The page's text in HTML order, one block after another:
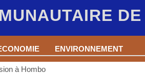
DE
ENVIRONNEMENT
à Hombo